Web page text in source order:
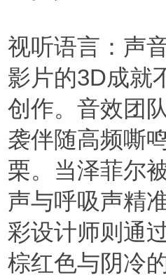
视听语言：声
影片的3D成就
创作。音效团
袭伴随高频嘶
栗。当泽菲尔
声与呼吸声精
彩设计师则通
棕红色与阴冷